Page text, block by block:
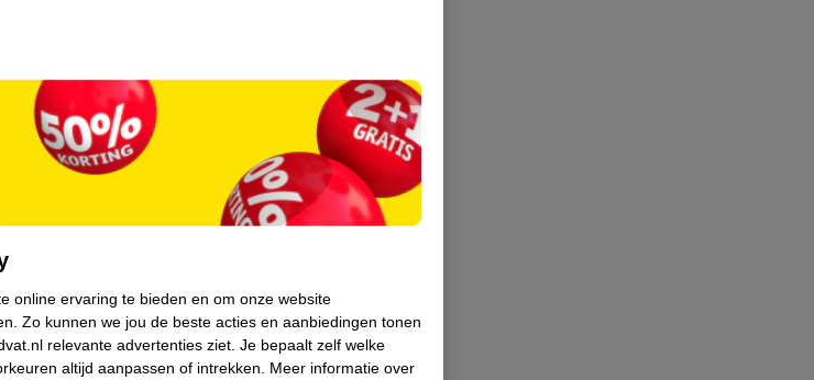
online ervaring te bieden en om onze website
Zo kunnen we jou de beste acties en aanbiedingen tonen
relevante advertenties ziet. Je bepaalt zelf welke
altijd aanpassen of intrekken.
Meer informatie over